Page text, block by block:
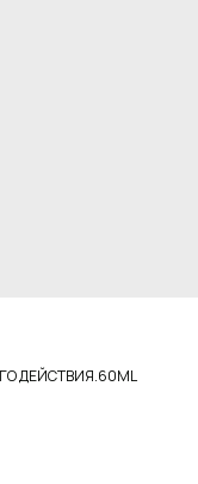
ДЕЙСТВИЯ.60ML